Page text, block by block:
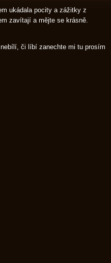
ukádala pocity a zážitky z
zavítají a mějte se krásně.
či líbí zanechte mi tu prosím